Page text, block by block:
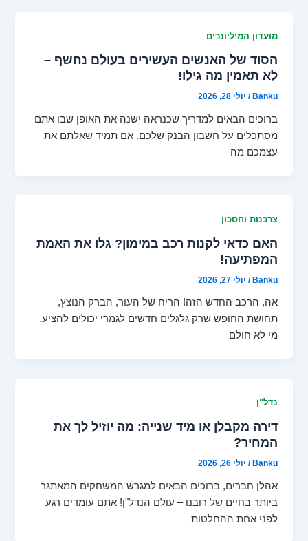
מועדון המיליונרים
הסוד של האנשים העשירים בעולם נחשף –
לא תאמין מה גילו!
Banku
/ יולי 28, 2026
ברוכים הבאים למדריך שכנראה ישנה את האופן שבו אתם
מסתכלים על חשבון הבנק שלכם. אם תמיד שאלתם את
עצמכם מה
צרכנות וחסכון
האם כדאי לקנות רכב במימון? גלו את האמת
המפתיעה!
Banku
/ יולי 27, 2026
אה, הרכב החדש הזה! הריח של העור, הברק הנוצץ,
תחושת החופש שרק גלגלים חדשים לגמרי יכולים להציע.
מי לא חולם
נדל"ן
דירה מקבלן או מיד שנייה: מה יוזיל לך את
המחיר?
Banku
/ יולי 26, 2026
אהלן חברים, ברוכים הבאים למגרש המשחקים המאתגר
ביותר בחיים של רובנו – עולם הנדל"ן! אתם עומדים רגע
לפני אחת ההחלטות